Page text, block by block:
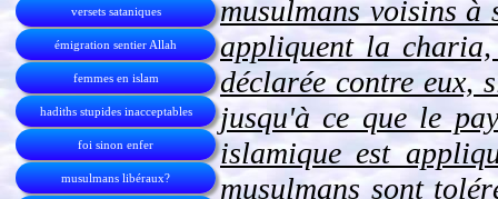
versets sataniques
émigration sentier Allah
femmes en islam
hadiths stupides inacceptables
foi sinon enfer
musulmans libéraux?
musulmans voisins à
appliquent la
déclarée contre eux,
jusqu'à ce que le
islamique est
musulmans sont